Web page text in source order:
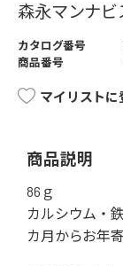
森永マンナ
カタログ番号
商品番号
マイリストに
商品説明
86ｇ
カルシウム・
カ月からお年